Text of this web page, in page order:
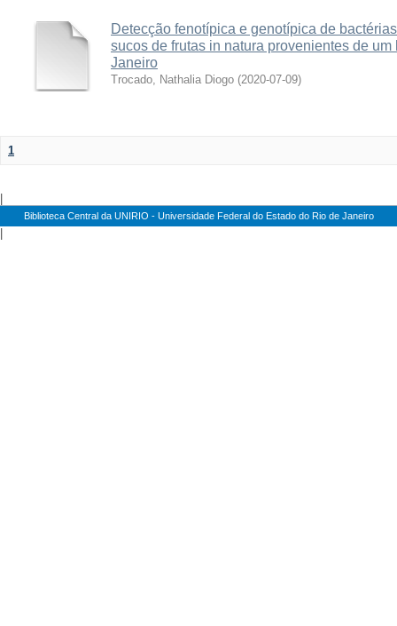
Detecção fenotípica e genotípica de
sucos de frutas in natura provenientes de
Janeiro
Trocado, Nathalia Diogo (2020-07-09)
1
Biblioteca Central da UNIRIO - Universidade Federal do Estado do Rio de Janeiro